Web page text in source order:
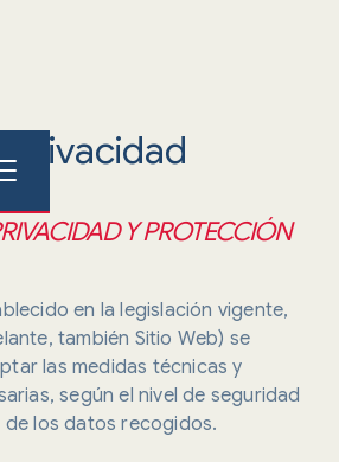
Privacidad
Y PROTECCIÓN
en la legislación vigente,
también Sitio Web) se
las medidas técnicas y
según el nivel de seguridad
los datos recogidos.